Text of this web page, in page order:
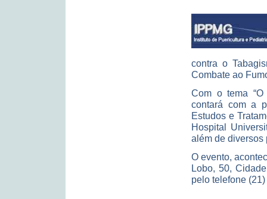
contra o
Combate ao
Com o tema
contará com a
Estudos e
Hospital
além de diversos
O evento,
Lobo, 50,
pelo telefone